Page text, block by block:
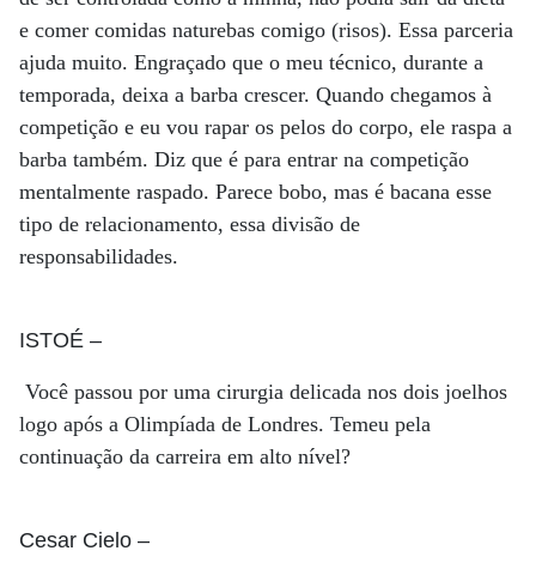
e comer comidas naturebas comigo (risos). Essa parceria
ajuda muito. Engraçado que o meu técnico, durante a
temporada, deixa a barba crescer. Quando chegamos à
competição e eu vou rapar os pelos do corpo, ele raspa a
barba também. Diz que é para entrar na competição
mentalmente raspado. Parece bobo, mas é bacana esse
tipo de relacionamento, essa divisão de
responsabilidades.
ISTOÉ –
Você passou por uma cirurgia delicada nos dois joelhos
logo após a Olimpíada de Londres. Temeu pela
continuação da carreira em alto nível?
Cesar Cielo –